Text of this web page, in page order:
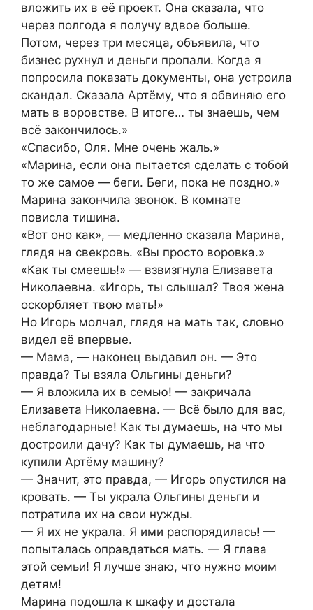
вложить их в её проект. Она сказала, что
через полгода я получу вдвое больше.
Потом, через три месяца, объявила, что
бизнес рухнул и деньги пропали. Когда я
попросила показать документы, она устроила
скандал. Сказала Артёму, что я обвиняю его
мать в воровстве. В итоге… ты знаешь, чем
всё закончилось.»
«Спасибо, Оля. Мне очень жаль.»
«Марина, если она пытается сделать с тобой
то же самое — беги. Беги, пока не поздно.»
Марина закончила звонок. В комнате
повисла тишина.
«Вот оно как», — медленно сказала Марина,
глядя на свекровь. «Вы просто воровка.»
«Как ты смеешь!» — взвизгнула Елизавета
Николаевна. «Игорь, ты слышал? Твоя жена
оскорбляет твою мать!»
Но Игорь молчал, глядя на мать так, словно
видел её впервые.
— Мама, — наконец выдавил он. — Это
правда? Ты взяла Ольгины деньги?
— Я вложила их в семью! — закричала
Елизавета Николаевна. — Всё было для вас,
неблагодарные! Как ты думаешь, на что мы
достроили дачу? Как ты думаешь, на что
купили Артёму машину?
— Значит, это правда, — Игорь опустился на
кровать. — Ты украла Ольгины деньги и
потратила их на свои нужды.
— Я их не украла. Я ими распорядилась! —
попыталась оправдаться мать. — Я глава
этой семьи! Я лучше знаю, что нужно моим
детям!
Марина подошла к шкафу и достала